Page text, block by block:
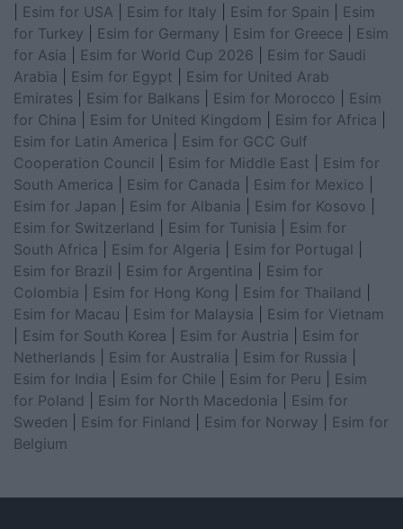
Esim for USA Esim for Italy Esim for Spain
Esim
for Turkey
Esim for Germany Esim for Greece
Esim
for Asia
Esim for World Cup 2026
Esim for Saudi
Arabia
Esim for Egypt
Esim for United Arab
Emirates
Esim for Balkans Esim for Morocco
Esim
for China
Esim for United Kingdom Esim for Africa
Esim for Latin America
Esim for GCC Gulf
Cooperation Council
Esim for Middle East
Esim for
South America
Esim for Canada Esim for Mexico
Esim for Japan
Esim for Albania Esim for Kosovo
Esim for Switzerland
Esim for Tunisia
Esim for
South Africa
Esim for Algeria Esim for Portugal
Esim for Brazil
Esim for Argentina
Esim for
Colombia
Esim for Hong Kong Esim for Thailand
Esim for Macau
Esim for Malaysia
Esim for Vietnam
Esim for South Korea Esim for Austria
Esim for
Netherlands
Esim for Australia Esim for Russia
Esim for India
Esim for Chile Esim for Peru
Esim
for Poland
Esim for North Macedonia
Esim for
Sweden
Esim for Finland Esim for Norway
Esim for
Belgium